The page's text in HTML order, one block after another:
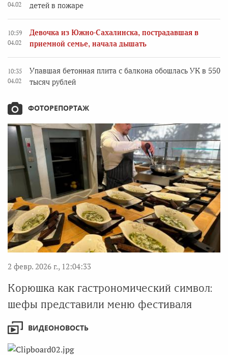
04.02
детей в пожаре
10:59
04.02
Девочка из Южно-Сахалинска, пострадавшая в
приемной семье, начала дышать
10:35
04.02
Упавшая бетонная плита с балкона обошлась УК в 550
тысяч рублей
ФОТОРЕПОРТАЖ
2 февр. 2026 г., 12:04:33
Корюшка как гастрономический символ:
шефы представили меню фестиваля
ВИДЕОНОВОСТЬ